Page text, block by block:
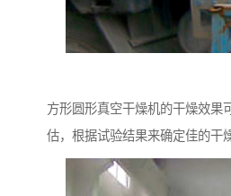
方形圆形真空干燥机的干燥效果
估，根据试验结果来确定佳的干